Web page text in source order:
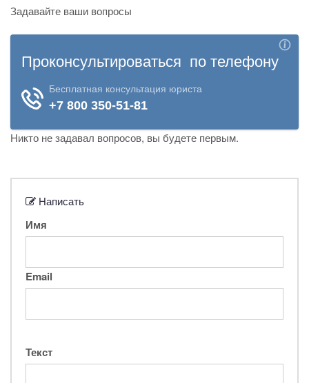
Задавайте ваши вопросы
Никто не задавал вопросов, вы будете первым.
Написать
Имя
Email
Текст